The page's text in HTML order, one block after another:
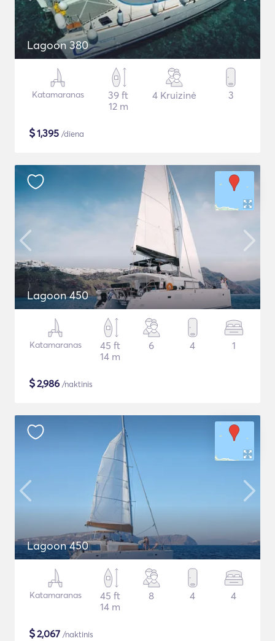
Lagoon 380
Katamaranas
39 ft
12 m
4 Kruizinė 3
$1,395 /diena
Lagoon 450
Katamaranas
45 ft
14 m
6 4 1
$2,986 /naktinis
Lagoon 450
Katamaranas
45 ft
14 m
8 4 4
$2,067 /naktinis